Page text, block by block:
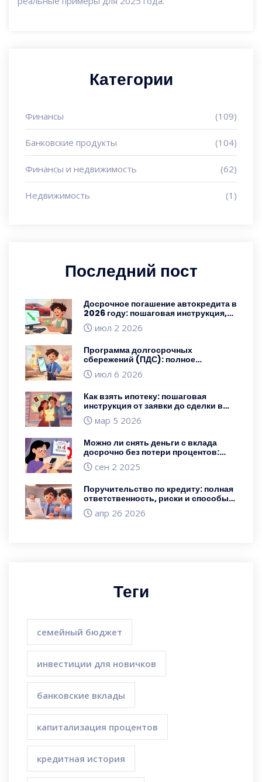
Категории
Финансы (109)
Банковские продукты (104)
Финансы и недвижимость (62)
Недвижимость (1)
Последний пост
Досрочное погашение автокредита в
2026 году: пошаговая инструкция,
выбор стратегии и скрытые
ловушки
июл 2 2026
Программа долгосрочных
сбережений (ПДС): полное
руководство для новичков в 2026
годуиюл 6 2026
Как взять ипотеку: пошаговая
инструкция от заявки до сделки в
2026 году
мар 5 2026
Можно ли снять деньги с вклада
досрочно без потери процентов:
правила, банки и как не остаться с
нулемсен 2 2025
Поручительство по кредиту: полная
ответственность, риски и способы
защиты
апр 26 2026
Теги
семейный бюджет
инвестиции для новичков
банковские вклады
капитализация процентов
кредитная история